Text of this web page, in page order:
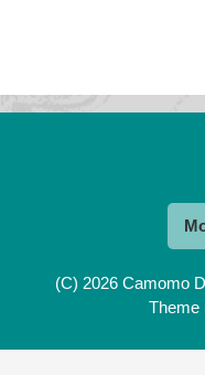
(C) 2026 Camomo
Theme